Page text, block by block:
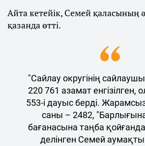
Айта кетейік, Семей қаласының
қазанда өтті.
"Сайлау округінің
220 761 азамат енгізілген,
553-і дауыс берді.
саны – 2482,
бағанасына таңба
делінген Семей